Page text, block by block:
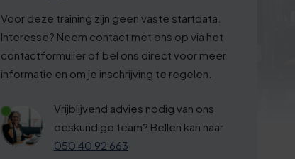
Voor deze training zijn geen vaste startdata.
Interesse? Neem contact met ons op via het
contactformulier of bel ons direct voor meer
informatie en om je inschrijving te regelen.
Vrijblijvend advies nodig van ons
deskundige team? Bellen kan naar
050 40 92 663